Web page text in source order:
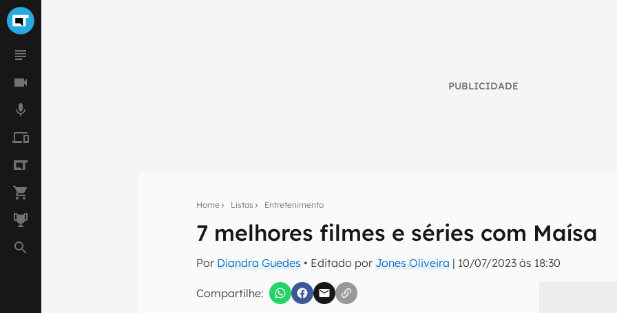
PUBLICIDADE
Home Listas Entretenimento
7 melhores filmes e séries com Maísa
Por Diandra Guedes • Editado por Jones Oliveira | 10/07/2023 às 18:30
Compartilhe:
Assine a newsletter do Canaltech e receba notícias e reviews sobre tecnologia